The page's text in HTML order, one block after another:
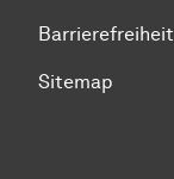
Barrierefreiheit
Sitemap